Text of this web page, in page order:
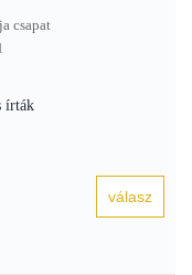
csapat
írták